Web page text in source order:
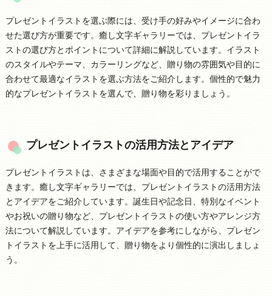
プレゼントイラストを選ぶ際には、受け手の好みやイメージに合わ
せた選び方が重要です。癒し文字ギャラリーでは、プレゼントイラ
ストの選び方とポイントについて詳細に解説しています。イラスト
のスタイルやテーマ、カラーリングなど、贈り物の雰囲気や目的に
合わせて最適なイラストを選ぶ方法をご紹介します。個性的で魅力
的なプレゼントイラストを選んで、贈り物を彩りましょう。
プレゼントイラストの活用方法とアイデア
プレゼントイラストは、さまざまな場面や目的で活用することがで
きます。癒し文字ギャラリーでは、プレゼントイラストの活用方法
とアイデアをご紹介しています。誕生日や記念日、特別なイベント
やお祝いの贈り物など、プレゼントイラストの使い方やアレンジ方
法について解説しています。アイデアを参考にしながら、プレゼン
トイラストを上手に活用して、贈り物をより個性的に演出しましょ
う。